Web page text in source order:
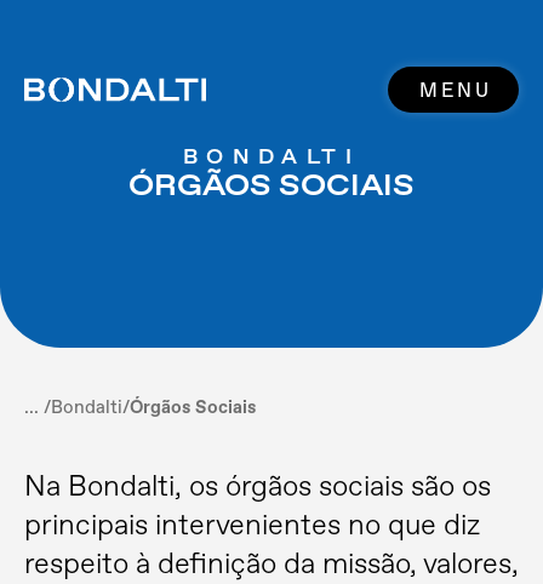
MENU
BONDALTI
ÓRGÃOS SOCIAIS
... /Bondalti/Órgãos Sociais
Na Bondalti, os órgãos sociais são os
principais intervenientes no que diz
respeito à definição da missão, valores,